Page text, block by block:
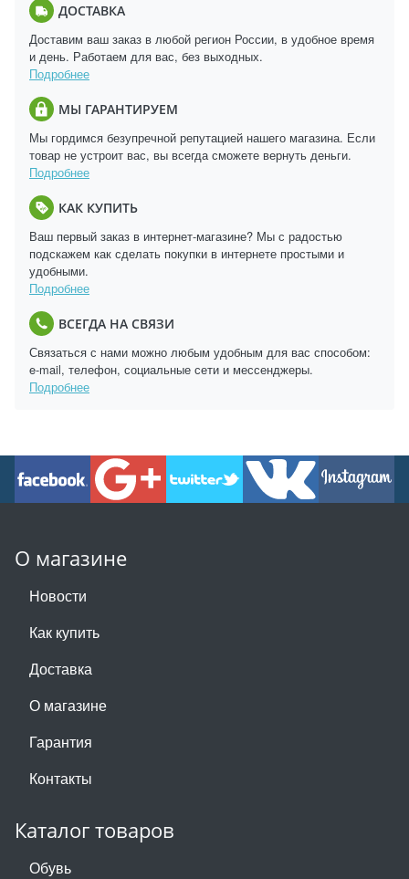
ДОСТАВКА
Доставим ваш заказ в любой регион России, в удобное время
и день. Работаем для вас, без выходных.
Подробнее
МЫ ГАРАНТИРУЕМ
Мы гордимся безупречной репутацией нашего магазина. Если
товар не устроит вас, вы всегда сможете вернуть деньги.
Подробнее
КАК КУПИТЬ
Ваш первый заказ в интернет-магазине? Мы с радостью
подскажем как сделать покупки в интернете простыми и
удобными.
Подробнее
ВСЕГДА НА СВЯЗИ
Связаться с нами можно любым удобным для вас способом:
e-mail, телефон, социальные сети и мессенджеры.
Подробнее
О магазине
Новости
Как купить
Доставка
О магазине
Гарантия
Контакты
Каталог товаров
Обувь